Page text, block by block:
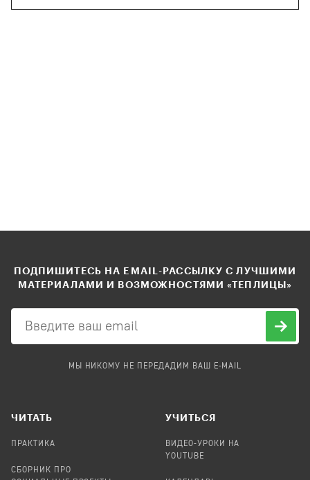
ПОДПИШИТЕСЬ НА EMAIL-РАССЫЛКУ С ЛУЧШИМИ
МАТЕРИАЛАМИ И ВОЗМОЖНОСТЯМИ «ТЕПЛИЦЫ»
МЫ НИКОМУ НЕ ПЕРЕДАДИМ ВАШ E-MAIL
ЧИТАТЬ
ПРАКТИКА
СБОРНИК ПРО
УЧИТЬСЯ
ВИДЕО-УРОКИ НА
YOUTUBE